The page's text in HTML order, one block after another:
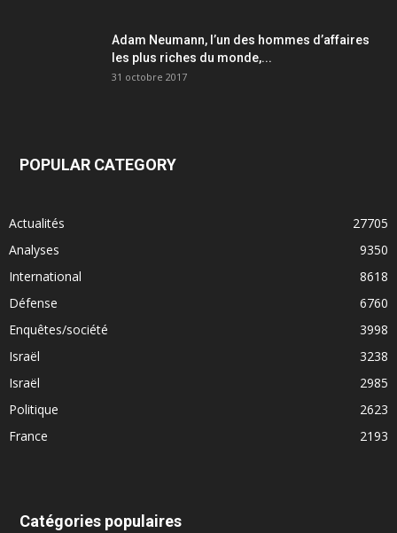
Adam Neumann, l’un des hommes d’affaires
les plus riches du monde,...
31 octobre 2017
POPULAR CATEGORY
Actualités
27705
Analyses
9350
International
8618
Défense
6760
Enquêtes/société
3998
Israël
3238
Israël
2985
Politique
2623
France
2193
Catégories populaires